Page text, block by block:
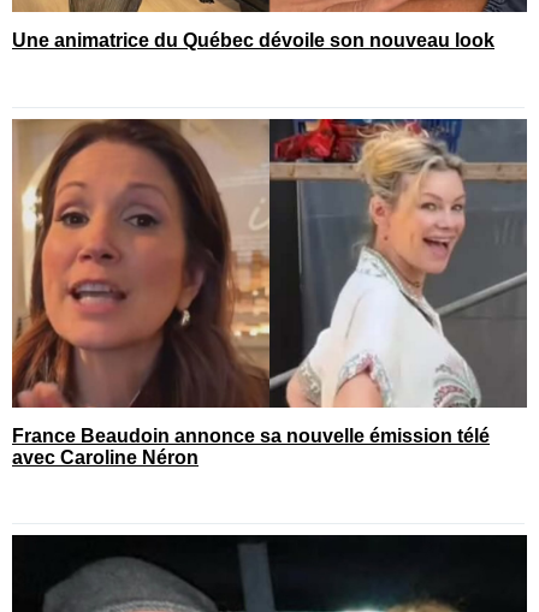
Une animatrice du Québec dévoile son nouveau look
France Beaudoin annonce sa nouvelle émission télé
avec Caroline Néron